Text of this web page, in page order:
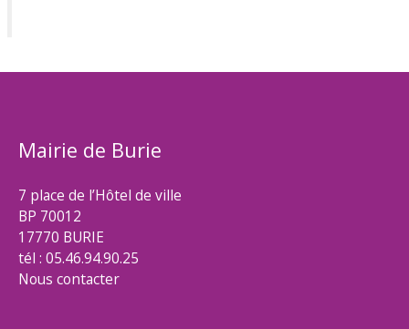
Mairie de Burie
7 place de l’Hôtel de ville
BP 70012
17770 BURIE
tél : 05.46.94.90.25
Nous contacter